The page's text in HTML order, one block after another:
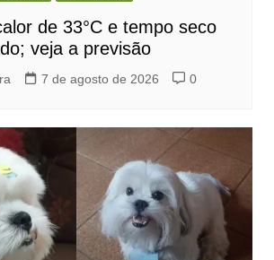
de 33°C e tempo seco
veja a previsão
7 de agosto de 2026 0